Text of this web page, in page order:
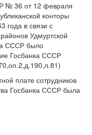
№ 36 от 12 февраля
конторы
года в связи с
Удмуртской
СССР было
Госбанка СССР
плате сотрудников
Госбанка СССР была